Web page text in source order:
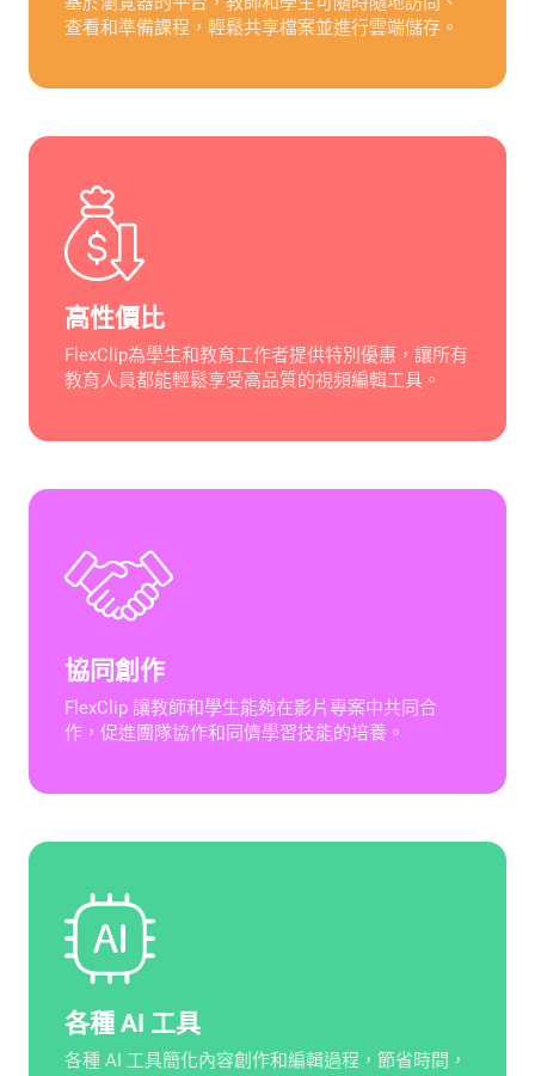
查看和準備課程，輕鬆共享檔案並進行雲端儲存。
高性價比
FlexClip為學生和教育工作者提供特別優惠，讓所有
教育人員都能輕鬆享受高品質的視頻編輯工具。
協同創作
FlexClip 讓教師和學生能夠在影片專案中共同合
作，促進團隊協作和同儕學習技能的培養。
各種 AI 工具
各種 AI 工具簡化內容創作和編輯過程，節省時間，